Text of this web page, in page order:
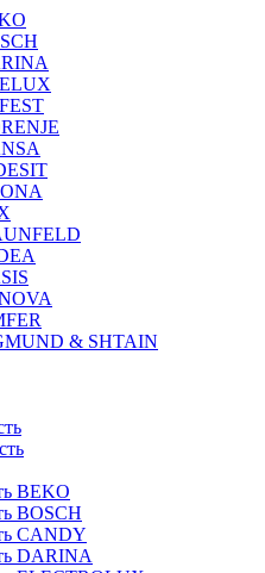
& SHTAIN
BEKO
BOSCH
CANDY
DARINA